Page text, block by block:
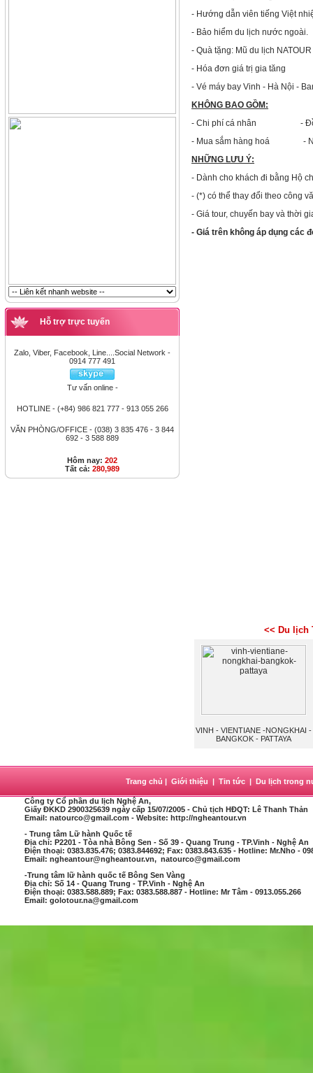
Hỗ trợ trực tuyến
Zalo, Viber, Facebook, Line....Social Network -
0914 777 491
Tư vấn online -
HOTLINE - (+84) 986 821 777 - 913 055 266
VĂN PHÒNG/OFFICE - (038) 3 835 476 - 3 844
692 - 3 588 889
Hôm nay: 202
Tất cả: 280,989
- Hướng dẫn viên tiếng Việt
- Bảo hiểm du lịch nước ngoài.
- Quà tặng: Mũ du lịch NATOUR
- Hóa đơn giá trị gia tăng
- Vé máy bay Vinh - Hà Nội -
KHÔNG BAO GỒM:
- Chi phí cá nhân - Đồ
- Mua sắm hàng hoá -
NHỮNG LƯU Ý:
- Dành cho khách đi bằng Hộ
- (*) có thể thay đổi theo công
- Giá tour, chuyến bay và thời
- Giá trên không áp dụng các
<< Du lịch
VINH - VIENTIANE -NONGKHAI -
BANGKOK - PATTAYA
Trang chủ | Giới thiệu | Tin tức | Du lịch trong
Công ty Cổ phần du lịch Nghệ An,
Giấy ĐKKD 2900325639 ngày cấp 15/07/2005 - Chủ tịch HĐQT: Lê Thanh Thản
Email: natourco@gmail.com - Website: http://ngheantour.vn
- Trung tâm Lữ hành Quốc tế
Địa chỉ: P2201 - Tòa nhà Bông Sen - Số 39 - Quang Trung - TP.Vinh - Nghệ An
Điện thoại: 0383.835.476; 0383.844692; Fax: 0383.843.635 - Hotline: Mr.Nho -
Email: ngheantour@ngheantour.vn, natourco@gmail.com
-Trung tâm lữ hành quốc tế Bông Sen Vàng
Địa chỉ: Số 14 - Quang Trung - TP.Vinh - Nghệ An
Điện thoại: 0383.588.889; Fax: 0383.588.887 - Hotline: Mr Tâm - 0913.055.266
Email: golotour.na@gmail.com